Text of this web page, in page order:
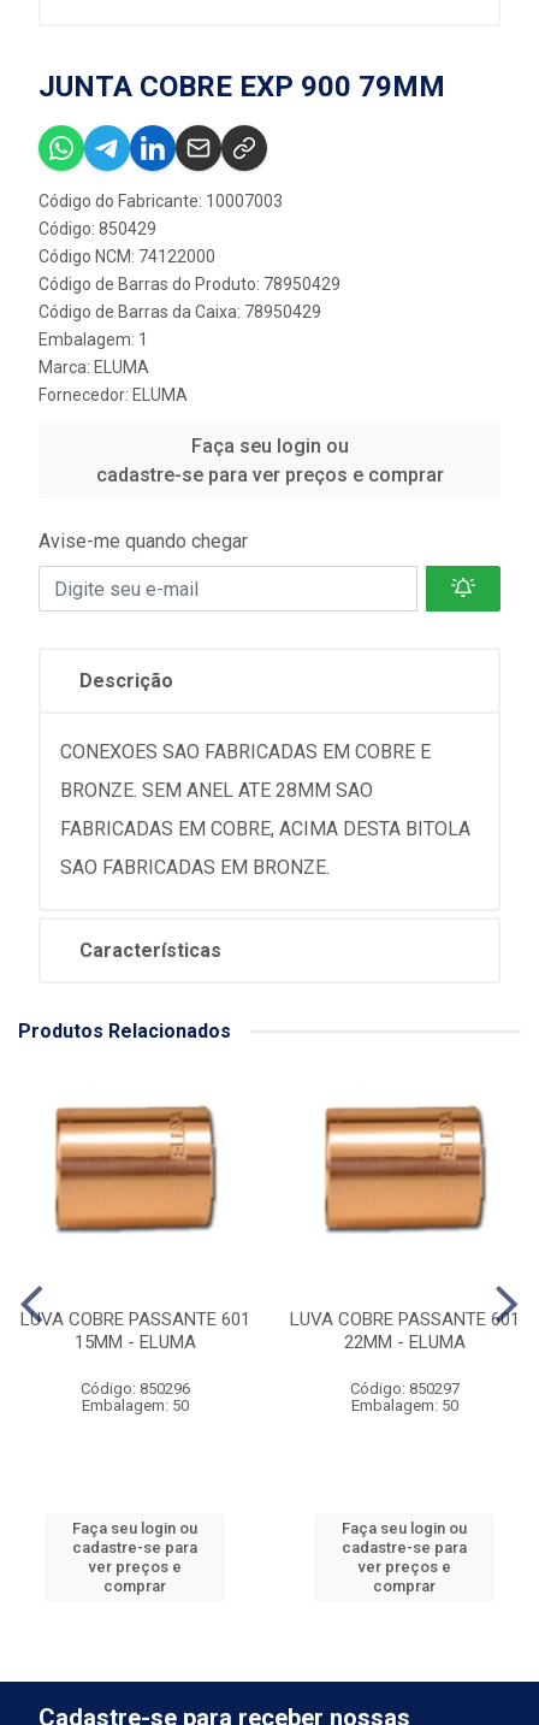
JUNTA COBRE EXP 900 79MM
Código do Fabricante: 10007003
Código: 850429
Código NCM: 74122000
Código de Barras do Produto: 78950429
Código de Barras da Caixa: 78950429
Embalagem: 1
Marca: ELUMA
Fornecedor: ELUMA
Faça seu login ou
cadastre-se para ver preços e comprar
Avise-me quando chegar
Descrição
CONEXOES SAO FABRICADAS EM COBRE E
BRONZE. SEM ANEL ATE 28MM SAO
FABRICADAS EM COBRE, ACIMA DESTA BITOLA
SAO FABRICADAS EM BRONZE.
Características
Produtos Relacionados
LUVA COBRE PASSANTE 601
15MM - ELUMA
Código: 850296
Embalagem: 50
Faça seu login ou
cadastre-se para
ver preços e
comprar
LUVA COBRE PASSANTE 601
22MM - ELUMA
Código: 850297
Embalagem: 50
Faça seu login ou
cadastre-se para
ver preços e
comprar
Cadastre-se para receber nossas